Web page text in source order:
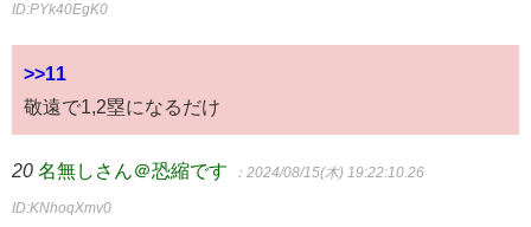
ID:PYk40EgK0
>>11
敬遠で1,2塁になるだけ
20 名無しさん＠恐縮です ：2024/08/15(木) 19:22:10.26
ID:KNhoqXmv0